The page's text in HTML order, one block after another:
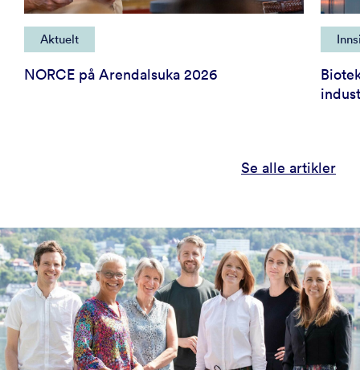
Aktuelt
NORCE på Arendalsuka 2026
Se alle artikler